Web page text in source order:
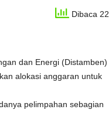
Dibaca 22
dan Energi (Distamben)
alokasi anggaran untuk
pelimpahan sebagian